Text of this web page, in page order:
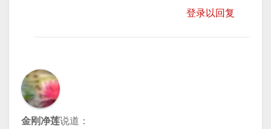
登录以回复
金刚净莲说道：